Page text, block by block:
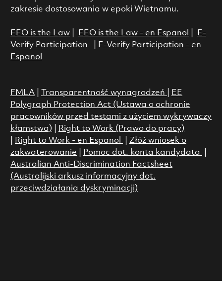
zakresie dostosowania w epoki Wietnamu.
EEO is the Law| EEO is the Law - en Espanol
E-
Verify Participation
E-Verify Participation - en
Espanol
FMLA| Transparentność wynagrodzeń
EE
Polygraph Protection Act (Ustawa o ochronie
pracowników przed testami z użyciem wykrywaczy
kłamstwa)
Right to Work (Prawo do pracy)
Right to Work - en Espanol
Złóż wniosek o
zakwaterowanie
Pomoc dot. konta kandydata
Australian Anti-Discrimination Factsheet
(Australijski arkusz informacyjny dot.
przeciwdziałania dyskryminacji)